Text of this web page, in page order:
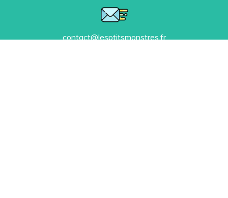
contact@lesptitsmonstres.fr